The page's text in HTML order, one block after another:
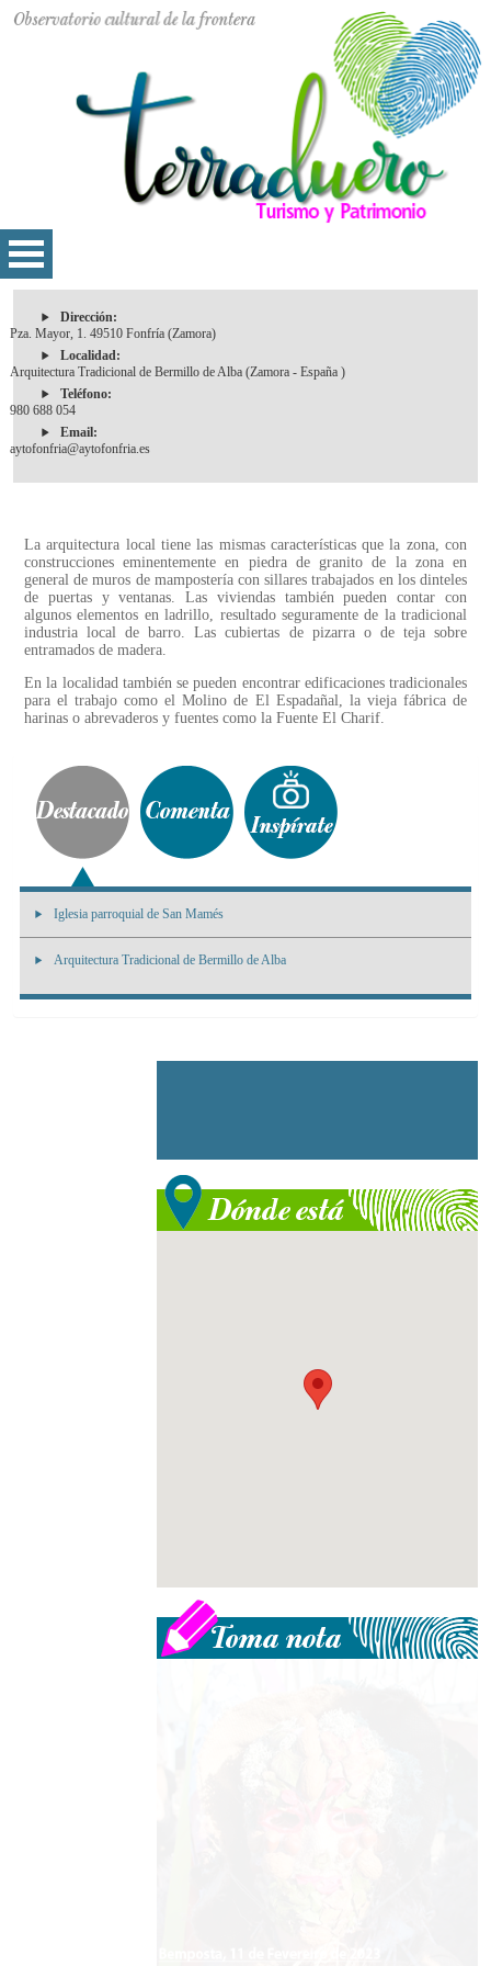
Dirección:
Pza. Mayor, 1. 49510 Fonfría (Zamora)
Localidad:
Arquitectura Tradicional de Bermillo de Alba (Zamora - España )
Teléfono:
980 688 054
Email:
aytofonfria@aytofonfria.es
La arquitectura local tiene las mismas características que la zona, con
construcciones eminentemente en piedra de granito de la zona en
general de muros de mampostería con sillares trabajados en los dinteles
de puertas y ventanas. Las viviendas también pueden contar con
algunos elementos en ladrillo, resultado seguramente de la tradicional
industria local de barro. Las cubiertas de pizarra o de teja sobre
entramados de madera.
En la localidad también se pueden encontrar edificaciones tradicionales
para el trabajo como el Molino de El Espadañal, la vieja fábrica de
harinas o abrevaderos y fuentes como la Fuente El Charif.
Iglesia parroquial de San Mamés
Arquitectura Tradicional de Bermillo de Alba